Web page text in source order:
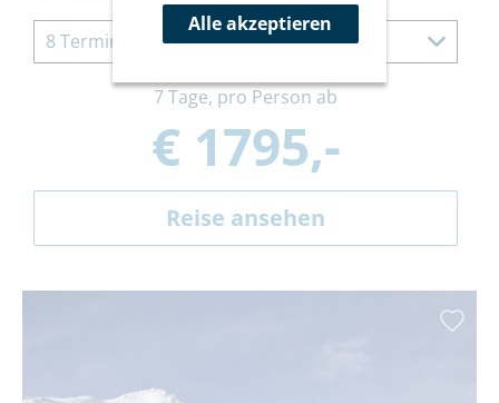
8 Termine à 7 Tage
7 Tage, pro Person ab
€ 1795,-
Reise ansehen
Alle akzeptieren